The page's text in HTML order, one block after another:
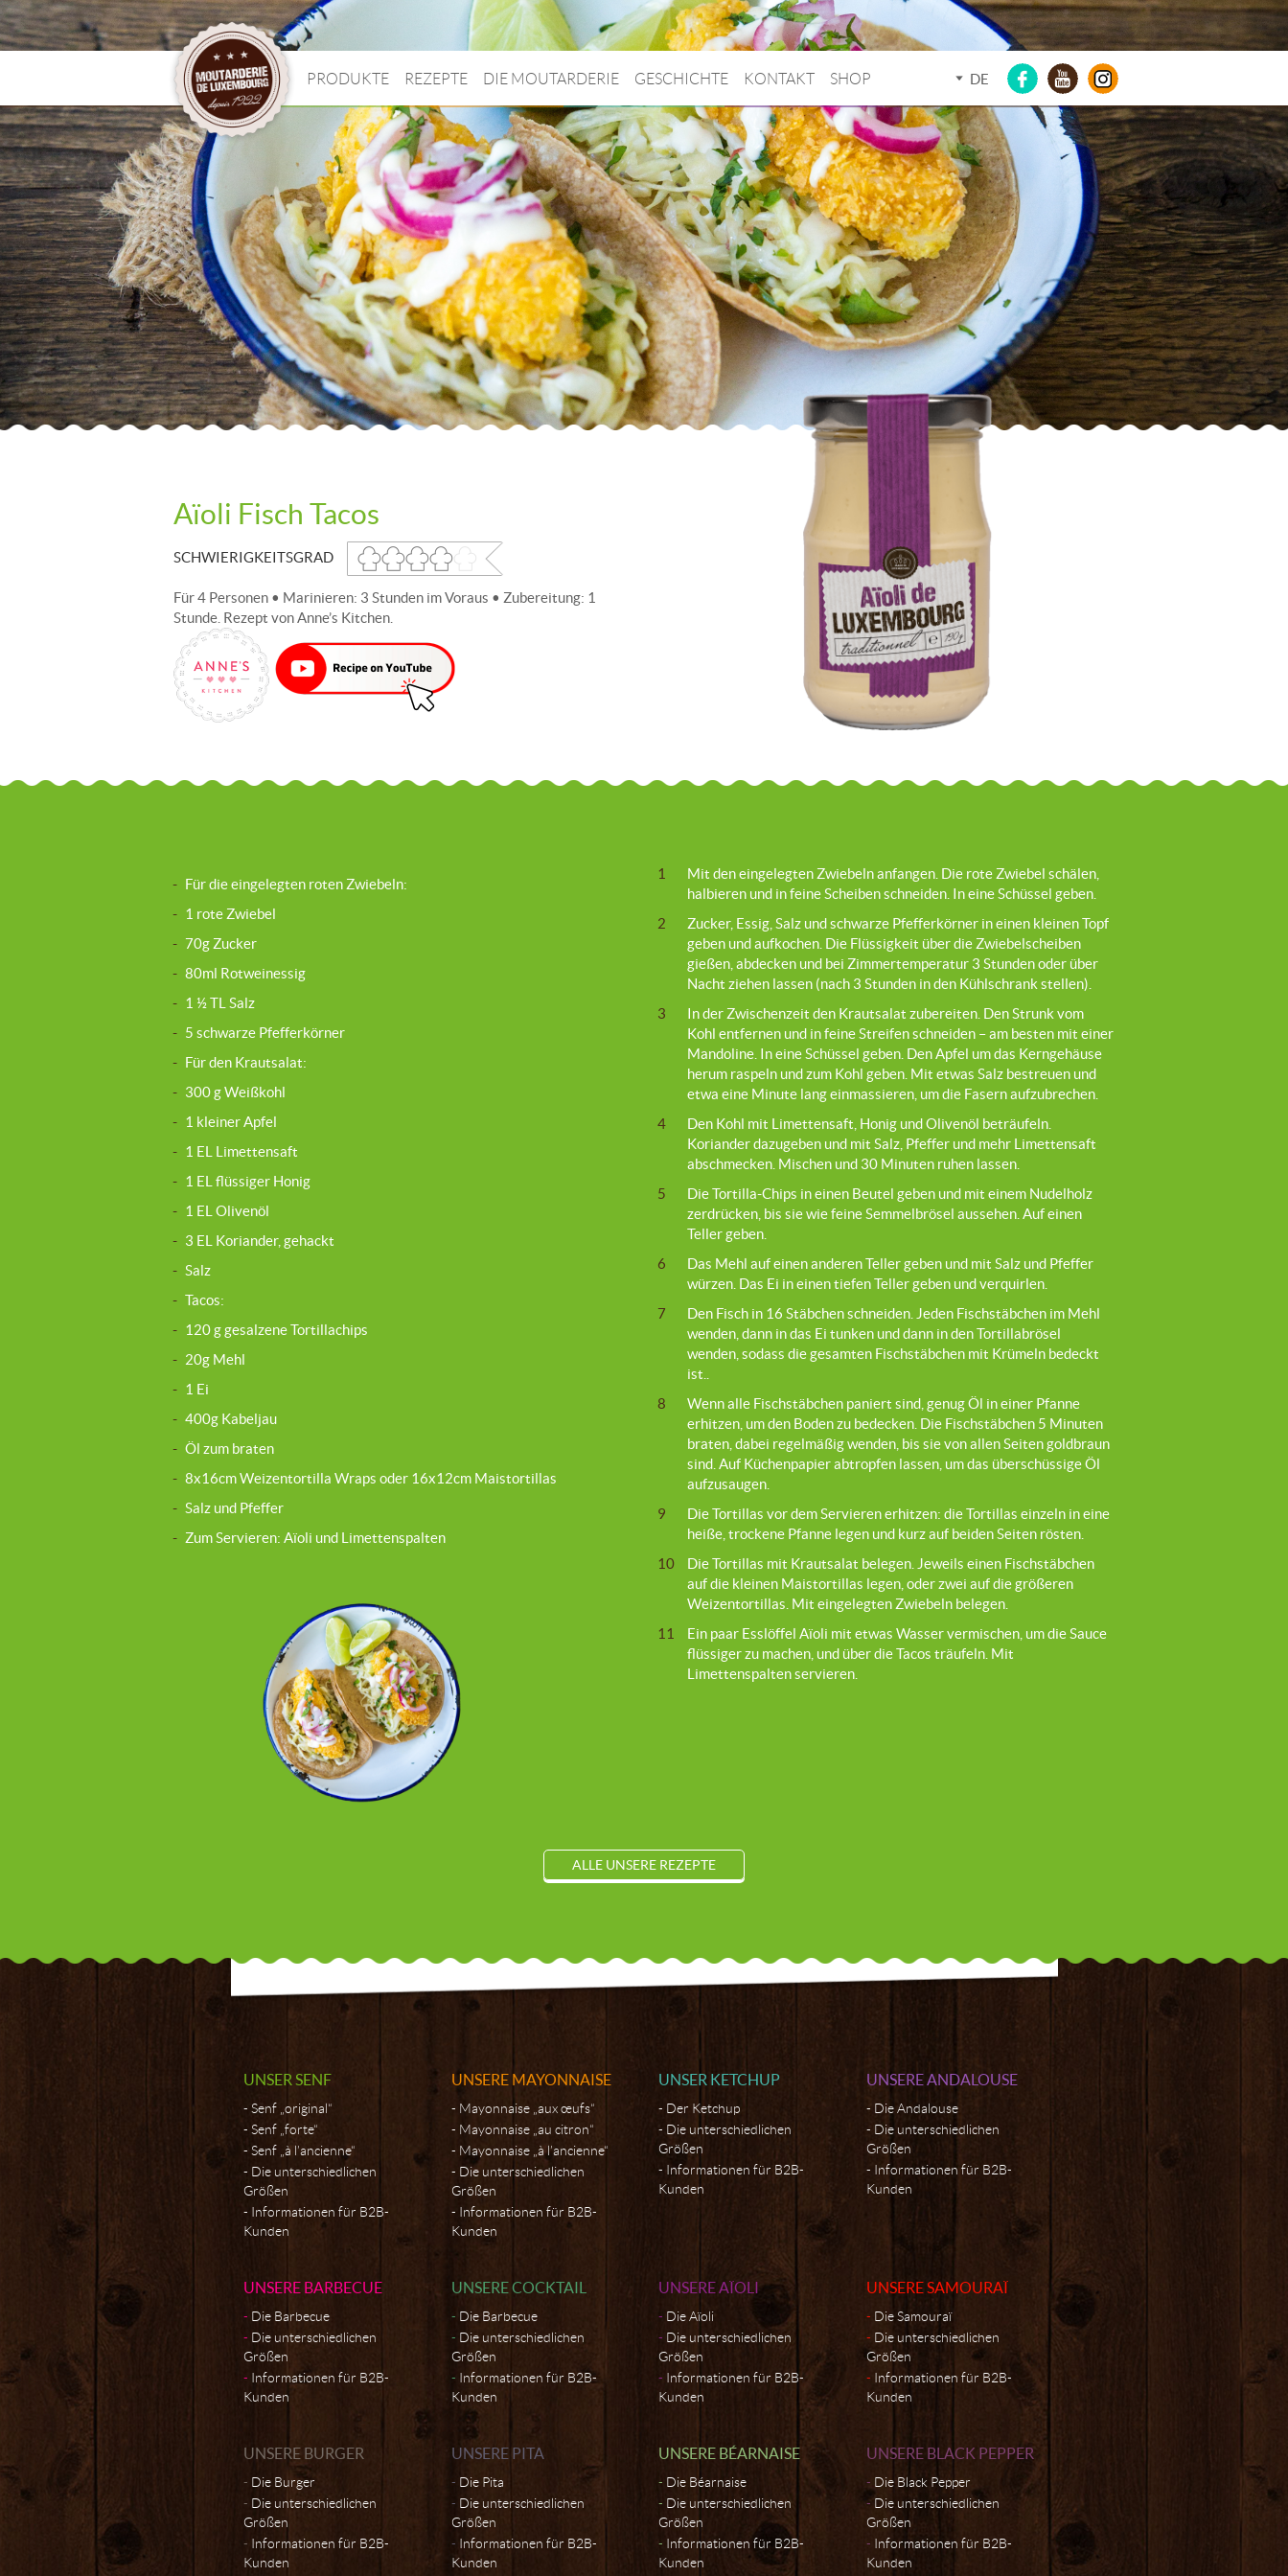
PRODUKTE REZEPTE DIE MOUTARDERIE GESCHICHTE KONTAKT SHOP DE
Aïoli Fisch Tacos
SCHWIERIGKEITSGRAD
Für 4 Personen • Marinieren: 3 Stunden im Voraus • Zubereitung: 1
Stunde. Rezept von Anne’s Kitchen.
- Für die eingelegten roten Zwiebeln:
- 1 rote Zwiebel
- 70g Zucker
- 80ml Rotweinessig
- 1 ½ TL Salz
- 5 schwarze Pfefferkörner
- Für den Krautsalat:
- 300 g Weißkohl
- 1 kleiner Apfel
- 1 EL Limettensaft
- 1 EL flüssiger Honig
- 1 EL Olivenöl
- 3 EL Koriander, gehackt
- Salz
- Tacos:
- 120 g gesalzene Tortillachips
- 20g Mehl
- 1 Ei
- 400g Kabeljau
- Öl zum braten
- 8x16cm Weizentortilla Wraps oder 16x12cm Maistortillas
- Salz und Pfeffer
- Zum Servieren: Aïoli und Limettenspalten
1
Mit den eingelegten Zwiebeln anfangen. Die rote Zwiebel schälen,
halbieren und in feine Scheiben schneiden. In eine Schüssel geben.
2
Zucker, Essig, Salz und schwarze Pfefferkörner in einen kleinen Topf
geben und aufkochen. Die Flüssigkeit über die Zwiebelscheiben
gießen, abdecken und bei Zimmertemperatur 3 Stunden oder über
Nacht ziehen lassen (nach 3 Stunden in den Kühlschrank stellen).
3
In der Zwischenzeit den Krautsalat zubereiten. Den Strunk vom
Kohl entfernen und in feine Streifen schneiden – am besten mit einer
Mandoline. In eine Schüssel geben. Den Apfel um das Kerngehäuse
herum raspeln und zum Kohl geben. Mit etwas Salz bestreuen und
etwa eine Minute lang einmassieren, um die Fasern aufzubrechen.
4
Den Kohl mit Limettensaft, Honig und Olivenöl beträufeln.
Koriander dazugeben und mit Salz, Pfeffer und mehr Limettensaft
abschmecken. Mischen und 30 Minuten ruhen lassen.
5
Die Tortilla-Chips in einen Beutel geben und mit einem Nudelholz
zerdrücken, bis sie wie feine Semmelbrösel aussehen. Auf einen
Teller geben.
6
Das Mehl auf einen anderen Teller geben und mit Salz und Pfeffer
würzen. Das Ei in einen tiefen Teller geben und verquirlen.
7
Den Fisch in 16 Stäbchen schneiden. Jeden Fischstäbchen im Mehl
wenden, dann in das Ei tunken und dann in den Tortillabrösel
wenden, sodass die gesamten Fischstäbchen mit Krümeln bedeckt
ist..
8
Wenn alle Fischstäbchen paniert sind, genug Öl in einer Pfanne
erhitzen, um den Boden zu bedecken. Die Fischstäbchen 5 Minuten
braten, dabei regelmäßig wenden, bis sie von allen Seiten goldbraun
sind. Auf Küchenpapier abtropfen lassen, um das überschüssige Öl
aufzusaugen.
9
Die Tortillas vor dem Servieren erhitzen: die Tortillas einzeln in eine
heiße, trockene Pfanne legen und kurz auf beiden Seiten rösten.
10
Die Tortillas mit Krautsalat belegen. Jeweils einen Fischstäbchen
auf die kleinen Maistortillas legen, oder zwei auf die größeren
Weizentortillas. Mit eingelegten Zwiebeln belegen.
11
Ein paar Esslöffel Aïoli mit etwas Wasser vermischen, um die Sauce
flüssiger zu machen, und über die Tacos träufeln. Mit
Limettenspalten servieren.
ALLE UNSERE REZEPTE
UNSER SENF
Senf „original“
Senf „forte“
Senf „à l’ancienne“
Die unterschiedlichen
Größen
Informationen für B2B-
Kunden
UNSERE MAYONNAISE
Mayonnaise „aux œufs“
Mayonnaise „au citron“
Mayonnaise „à l’ancienne“
Die unterschiedlichen
Größen
Informationen für B2B-
Kunden
UNSER KETCHUP
Der Ketchup
Die unterschiedlichen
Größen
Informationen für B2B-
Kunden
UNSERE ANDALOUSE
Die Andalouse
Die unterschiedlichen
Größen
Informationen für B2B-
Kunden
UNSERE BARBECUE
Die Barbecue
Die unterschiedlichen
Größen
Informationen für B2B-
Kunden
UNSERE COCKTAIL
Die Barbecue
Die unterschiedlichen
Größen
Informationen für B2B-
Kunden
UNSERE AÏOLI
Die Aïoli
Die unterschiedlichen
Größen
Informationen für B2B-
Kunden
UNSERE SAMOURAÏ
Die Samouraï
Die unterschiedlichen
Größen
Informationen für B2B-
Kunden
UNSERE BURGER
Die Burger
Die unterschiedlichen
Größen
Informationen für B2B-
Kunden
UNSERE PITA
Die Pita
Die unterschiedlichen
Größen
Informationen für B2B-
Kunden
UNSERE BÉARNAISE
Die Béarnaise
Die unterschiedlichen
Größen
Informationen für B2B-
Kunden
UNSERE BLACK PEPPER
Die Black Pepper
Die unterschiedlichen
Größen
Informationen für B2B-
Kunden